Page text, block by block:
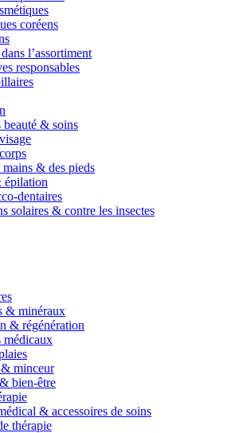
coréens
l’assortiment
responsables
beauté & soins
mains & des pieds
épilation
dentaires
solaires & contre les insectes
& minéraux
& régénération
médicaux
minceur
bien-être
& accessoires de soins
thérapie